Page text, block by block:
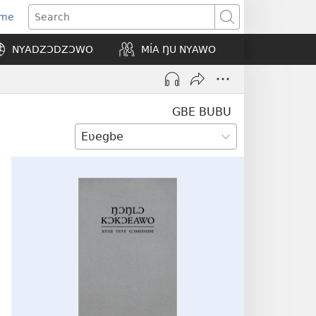
Search
NYADZƆDZƆWO MÍA ŊU NYAWO
GBE BUBU